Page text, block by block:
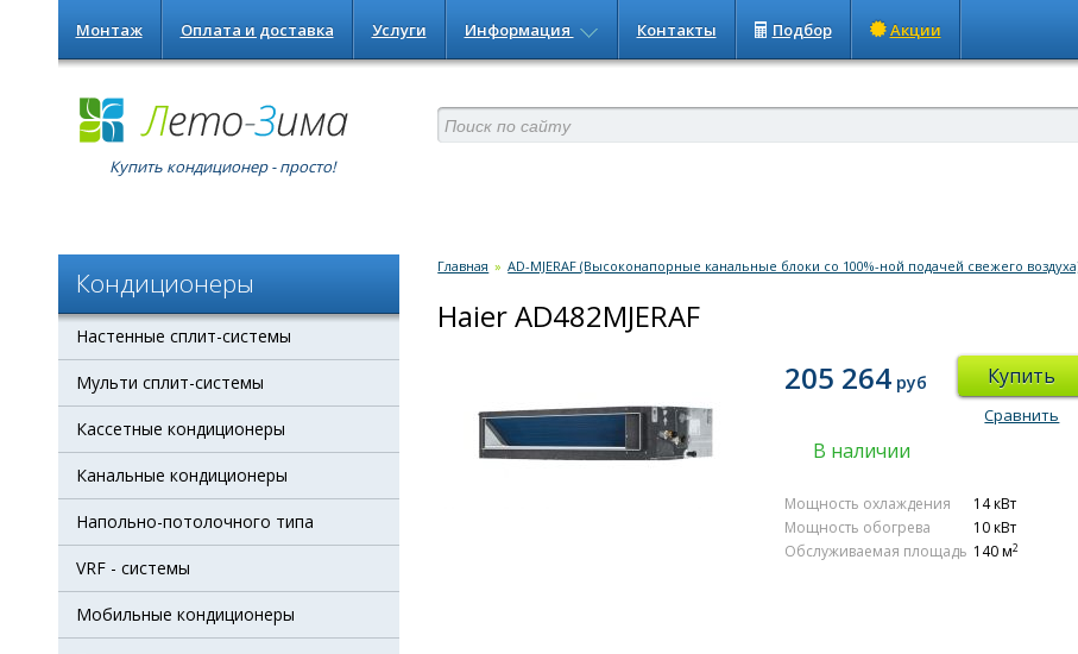
Монтаж Оплата и доставка Услуги Информация Контакты Подбор Акции
Купить кондиционер - просто!
Кондиционеры
Настенные сплит-системы
Мульти сплит-системы
Кассетные кондиционеры
Канальные кондиционеры
Напольно-потолочного типа
VRF - системы
Мобильные кондиционеры
Главная » AD-MJERAF (Высоконапорные канальные блоки со 100%-ной подачей свежего
Haier AD482MJERAF
205 264 руб Купить
Сравнить
В наличии
Мощность охлаждения
14 кВт
Мощность обогрева
10 кВт
Обслуживаемая площадь 140 м2